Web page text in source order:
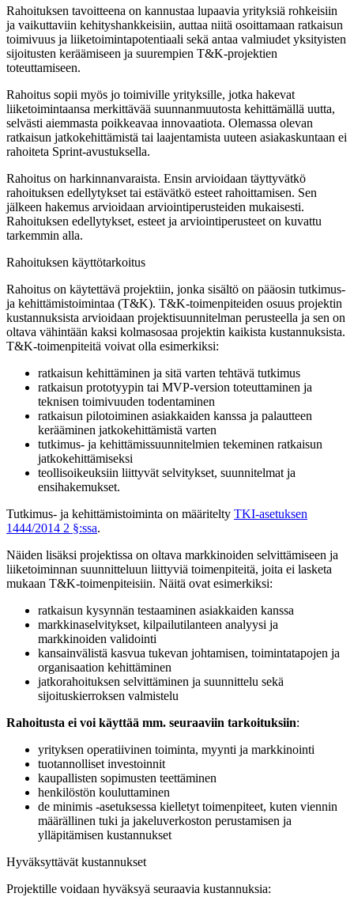
Rahoituksen tavoitteena on kannustaa lupaavia yrityksiä rohkeisiin
ja vaikuttaviin kehityshankkeisiin, auttaa niitä osoittamaan ratkaisun
toimivuus ja liiketoimintapotentiaali sekä antaa valmiudet yksityisten
sijoitusten keräämiseen ja suurempien T&K-projektien
toteuttamiseen.
Rahoitus sopii myös jo toimiville yrityksille, jotka hakevat
liiketoimintaansa merkittävää suunnanmuutosta kehittämällä uutta,
selvästi aiemmasta poikkeavaa innovaatiota. Olemassa olevan
ratkaisun jatkokehittämistä tai laajentamista uuteen asiakaskuntaan ei
rahoiteta Sprint-avustuksella.
Rahoitus on harkinnanvaraista. Ensin arvioidaan täyttyvätkö
rahoituksen edellytykset tai estävätkö esteet rahoittamisen. Sen
jälkeen hakemus arvioidaan arviointiperusteiden mukaisesti.
Rahoituksen edellytykset, esteet ja arviointiperusteet on kuvattu
tarkemmin alla.
Rahoituksen käyttötarkoitus
Rahoitus on käytettävä projektiin, jonka sisältö on pääosin tutkimus-
ja kehittämistoimintaa (T&K). T&K-toimenpiteiden osuus projektin
kustannuksista arvioidaan projektisuunnitelman perusteella ja sen on
oltava vähintään kaksi kolmasosaa projektin kaikista kustannuksista.
T&K-toimenpiteitä voivat olla esimerkiksi:
ratkaisun kehittäminen ja sitä varten tehtävä tutkimus
ratkaisun prototyypin tai MVP-version toteuttaminen ja
teknisen toimivuuden todentaminen
ratkaisun pilotoiminen asiakkaiden kanssa ja palautteen
kerääminen jatkokehittämistä varten
tutkimus- ja kehittämissuunnitelmien tekeminen ratkaisun
jatkokehittämiseksi
teollisoikeuksiin liittyvät selvitykset, suunnitelmat ja
ensihakemukset.
Tutkimus- ja kehittämistoiminta on määritelty TKI-asetuksen
1444/2014 2 §:ssa.
Näiden lisäksi projektissa on oltava markkinoiden selvittämiseen ja
liiketoiminnan suunnitteluun liittyviä toimenpiteitä, joita ei lasketa
mukaan T&K-toimenpiteisiin. Näitä ovat esimerkiksi:
ratkaisun kysynnän testaaminen asiakkaiden kanssa
markkinaselvitykset, kilpailutilanteen analyysi ja
markkinoiden validointi
kansainvälistä kasvua tukevan johtamisen, toimintatapojen ja
organisaation kehittäminen
jatkorahoituksen selvittäminen ja suunnittelu sekä
sijoituskierroksen valmistelu
Rahoitusta ei voi käyttää mm. seuraaviin tarkoituksiin:
yrityksen operatiivinen toiminta, myynti ja markkinointi
tuotannolliset investoinnit
kaupallisten sopimusten teettäminen
henkilöstön kouluttaminen
de minimis -asetuksessa kielletyt toimenpiteet, kuten viennin
määrällinen tuki ja jakeluverkoston perustamisen ja
ylläpitämisen kustannukset
Hyväksyttävät kustannukset
Projektille voidaan hyväksyä seuraavia kustannuksia: